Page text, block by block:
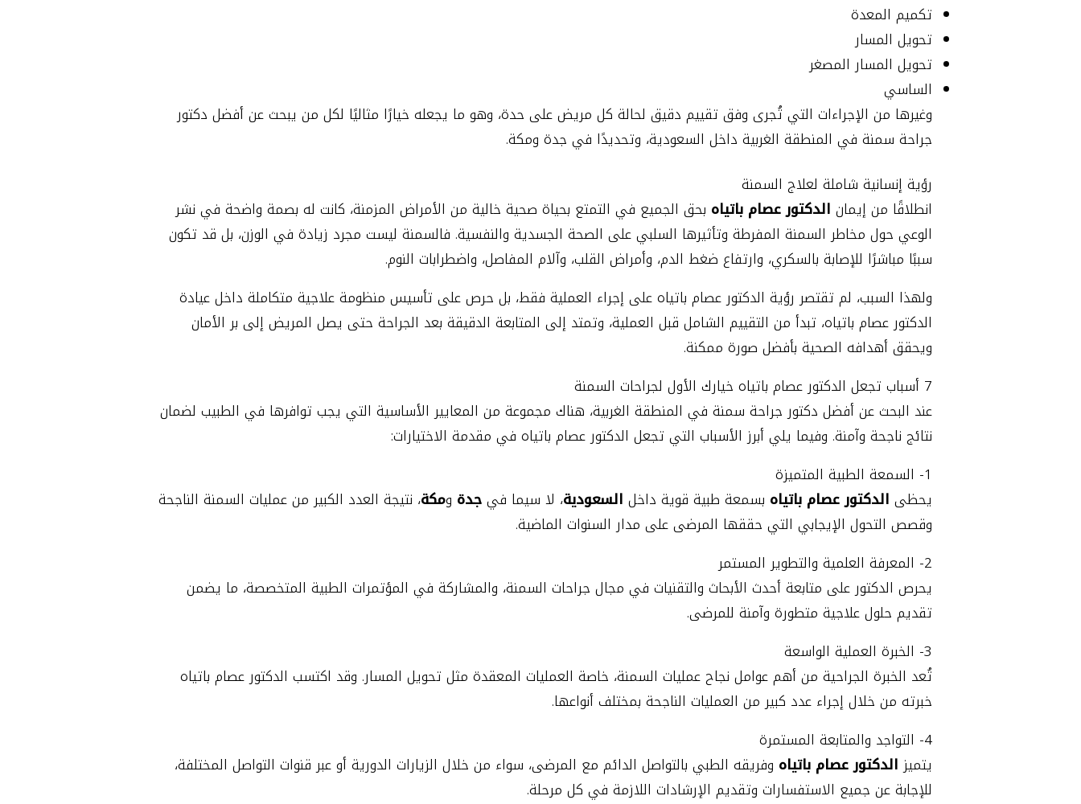
تكميم المعدة
تحويل المسار
تحويل المسار المصغر
الساسي
وغيرها من الإجراءات التي تُجرى وفق تقييم دقيق لحالة كل مريض على حدة، وهو ما يجعله خيارًا مثاليًا لكل من يبحث عن أفضل دكتور
جراحة سمنة في المنطقة الغربية داخل السعودية، وتحديدًا في جدة ومكة.
رؤية إنسانية شاملة لعلاج السمنة
انطلاقًا من إيمان الدكتور عصام باتياه بحق الجميع في التمتع بحياة صحية خالية من الأمراض المزمنة، كانت له بصمة واضحة في نشر
الوعي حول مخاطر السمنة المفرطة وتأثيرها السلبي على الصحة الجسدية والنفسية. فالسمنة ليست مجرد زيادة في الوزن، بل قد تكون
سببًا مباشرًا للإصابة بالسكري، وارتفاع ضغط الدم، وأمراض القلب، وآلام المفاصل، واضطرابات النوم.
ولهذا السبب، لم تقتصر رؤية الدكتور عصام باتياه على إجراء العملية فقط، بل حرص على تأسيس منظومة علاجية متكاملة داخل عيادة
الدكتور عصام باتياه، تبدأ من التقييم الشامل قبل العملية، وتمتد إلى المتابعة الدقيقة بعد الجراحة حتى يصل المريض إلى بر الأمان
ويحقق أهدافه الصحية بأفضل صورة ممكنة.
7 أسباب تجعل الدكتور عصام باتياه خيارك الأول لجراحات السمنة
عند البحث عن أفضل دكتور جراحة سمنة في المنطقة الغربية، هناك مجموعة من المعايير الأساسية التي يجب توافرها في الطبيب لضمان
نتائج ناجحة وآمنة. وفيما يلي أبرز الأسباب التي تجعل الدكتور عصام باتياه في مقدمة الاختيارات:
1- السمعة الطبية المتميزة
يحظى الدكتور عصام باتياه بسمعة طبية قوية داخل السعودية، لا سيما فيجدة ومكة، نتيجة العدد الكبير من عمليات السمنة الناجحة
وقصص التحول الإيجابي التي حققها المرضى على مدار السنوات الماضية.
2- المعرفة العلمية والتطوير المستمر
يحرص الدكتور على متابعة أحدث الأبحاث والتقنيات في مجال جراحات السمنة، والمشاركة في المؤتمرات الطبية المتخصصة، ما يضمن
تقديم حلول علاجية متطورة وآمنة للمرضى.
3- الخبرة العملية الواسعة
تُعد الخبرة الجراحية من أهم عوامل نجاح عمليات السمنة، خاصة العمليات المعقدة مثل تحويل المسار. وقد اكتسب الدكتور عصام باتياه
خبرته من خلال إجراء عدد كبير من العمليات الناجحة بمختلف أنواعها.
4- التواجد والمتابعة المستمرة
يتميز الدكتور عصام باتياه وفريقه الطبي بالتواصل الدائم مع المرضى، سواء من خلال الزيارات الدورية أو عبر قنوات التواصل المختلفة،
للإجابة عن جميع الاستفسارات وتقديم الإرشادات اللازمة في كل مرحلة.